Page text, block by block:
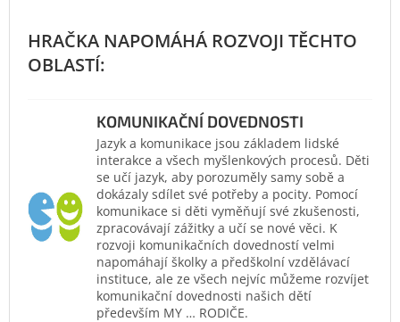
KOMUNIKAČNÍ DOVEDNOSTI
Jazyk a komunikace jsou základem lidské
interakce a všech myšlenkových procesů. Děti
se učí jazyk, aby porozuměly samy sobě a
dokázaly sdílet své potřeby a pocity. Pomocí
komunikace si děti vyměňují své zkušenosti,
zpracovávají zážitky a učí se nové věci. K
rozvoji komunikačních dovedností velmi
napomáhají školky a předškolní vzdělávací
instituce, ale ze všech nejvíc můžeme rozvíjet
komunikační dovednosti našich dětí
především MY … RODIČE.